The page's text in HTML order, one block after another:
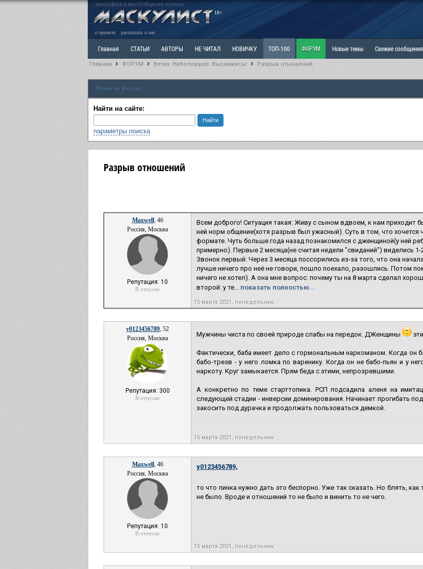
маносфера и место общения мужчин
18+
о проекте рассказать о нас
Главная СТАТЬИ АВТОРЫ НЕ ЧИТАЛ НОВИЧКУ ТОП-100 ФОРУМ Новые темы Свежие сообщения
Ветка: Наболевшее. Выскажись!
РАЗДЕЛ: Разное
Главная ФОРУМ Ветка: Наболевшее. Выскажись! Разрыв отношений
Поиск по форуму
Найти на сайте:
параметры поиска
Разрыв отношений
Maxwell, 46
Россия, Москва
Репутация: 10
В отпуске
Всем доброго! Ситуация такая: Живу с сыном вдвоем, к нам приходит
ней норм общение(хотя разрыв был ужасный). Суть в том, что хочется
формате. Чуть больше года назад познакомился с дженщиной(у ней
примерно). Первые 2 месяца(не считая недели "свиданий") виделись
Звонок первый: Через 3 месяца поссорились из-за того, что она
лучше ничего про неё не говори, пошло поехало, разошлись. Потом
ничего не хотел). А она мне вопрос: почему ты на 8 марта сделал
второй: у те... показать полностью...
15 марта 2021, понедельник
y0123456789, 52
Россия, Москва
Репутация: 300
В отпуске
Мужчины чиста по своей природе слабы на передок. ДЖенщины
Фактически, баба имеет дело с гормональным наркоманом. Когда он
бабо-трезв - у него ломка по варенику. Когда он не бабо-пьян и у
наркоту. Круг замыкается. Прям беда с этими, непрозревшими.
А конкретно по теме старттопика. РСП подсадила аленя на
следующей стадии - инверсии доминирования. Начинает прогибать
закосить под дурачка и продолжать пользоваться демкой.
15 марта 2021, понедельник
Maxwell, 46
Россия, Москва
Репутация: 10
В отпуске
y0123456789,
то что пинка нужно дать это беспорно. Уже так сказать. Но блять,
не было. Вроде и отношений то не было и винить то не чего.
15 марта 2021, понедельник